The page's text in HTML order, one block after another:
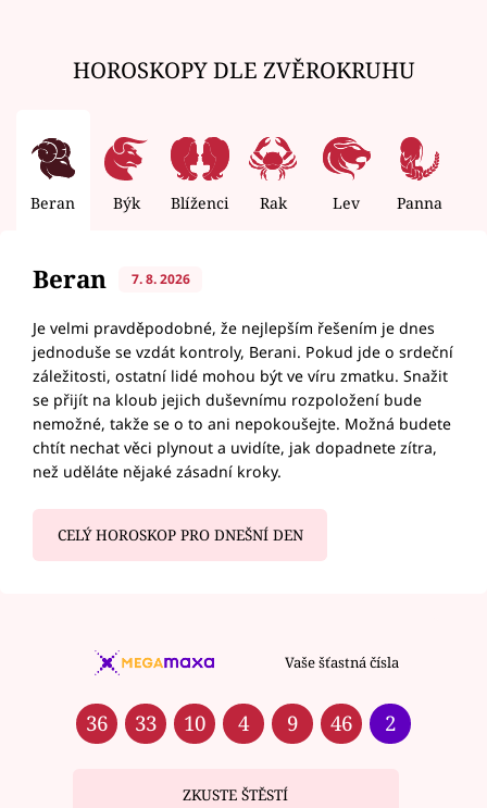
HOROSKOPY DLE ZVĚROKRUHU
Beran Býk Blíženci Rak Lev Panna
Beran 7. 8. 2026
Je velmi pravděpodobné, že nejlepším řešením je dnes
jednoduše se vzdát kontroly, Berani. Pokud jde o srdeční
záležitosti, ostatní lidé mohou být ve víru zmatku. Snažit
se přijít na kloub jejich duševnímu rozpoložení bude
nemožné, takže se o to ani nepokoušejte. Možná budete
chtít nechat věci plynout a uvidíte, jak dopadnete zítra,
než uděláte nějaké zásadní kroky.
CELÝ HOROSKOP PRO DNEŠNÍ DEN
Vaše šťastná čísla
36 33 10 4 9 46 2
ZKUSTE ŠTĚSTÍ